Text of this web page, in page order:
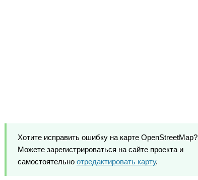
Хотите исправить ошибку на карте OpenStreetMap?
Можете зарегистрироваться на сайте проекта и
самостоятельно отредактировать карту.